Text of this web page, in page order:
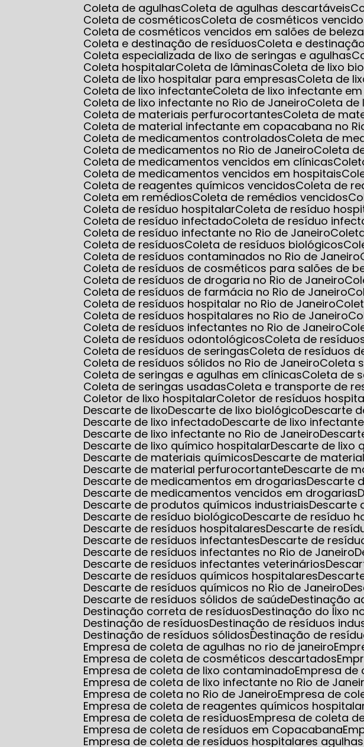
Coleta de agulhas
Coleta de agulhas descartáveis
Coleta de cosméticos
Coleta de cosméticos
Coleta de cosméticos vencidos em salões de beleza
Coleta e destinação de resíduos
Coleta e
Coleta especializada de lixo de seringas e agulhas
Coleta hospitalar
Coleta de lâminas Coleta de lixo
Coleta de lixo hospitalar para empresas
Coleta de
Coleta de lixo infectante Coleta de lixo infectante
Coleta de lixo infectante no Rio de Janeiro
Coleta
Coleta de materiais perfurocortantes
Coleta de
Coleta de material infectante em copacabana no
Coleta de medicamentos controlados
Coleta de
Coleta de medicamentos no Rio de Janeiro
Coleta
Coleta de medicamentos vencidos em clínicas
Coleta de medicamentos vencidos em hospitais
Coleta de reagentes químicos vencidos
Coleta de
Coleta em remédios
Coleta de remédios vencidos
Coleta de resíduo hospitalar
Coleta de resíduo
Coleta de resíduo infectado
Coleta de resíduo
Coleta de resíduo infectante no Rio de Janeiro
Coleta de resíduos
Coleta de resíduos biológicos
Coleta de resíduos contaminados no Rio de Janeiro
Coleta de resíduos de cosméticos para salões de
Coleta de resíduos de drogaria no Rio de Janeiro
Coleta de resíduos de farmácia no Rio de Janeiro
Coleta de resíduos hospitalar no Rio de Janeiro
Coleta de resíduos hospitalares no Rio de Janeiro
Coleta de resíduos infectantes no Rio de Janeiro
Coleta de resíduos odontológicos
Coleta de
Coleta de resíduos de seringas
Coleta de resíduos
Coleta de resíduos sólidos no Rio de Janeiro
Coleta de seringas e agulhas em clínicas
Coleta
Coleta de seringas usadas
Coleta e transporte de
Coletor de lixo hospitalar
Coletor de resíduos
Descarte de lixo Descarte de lixo biológico Descarte
Descarte de lixo infectado Descarte de lixo infectante
Descarte de lixo infectante no Rio de Janeiro
Descarte de lixo químico hospitalar Descarte de
Descarte de materiais químicos Descarte de
Descarte de material perfurocortante Descarte de
Descarte de medicamentos em drogarias
Descarte de medicamentos vencidos em drogarias
Descarte de produtos químicos industriais
Descarte de resíduo biológico Descarte de resíduo
Descarte de resíduos hospitalares Descarte de
Descarte de resíduos infectantes Descarte de
Descarte de resíduos infectantes no Rio de Janeiro
Descarte de resíduos infectantes veterinários
Descarte de resíduos químicos hospitalares
Descarte de resíduos químicos no Rio de Janeiro
Descarte de resíduos sólidos de saúde Destinação
Destinação correta de resíduos Destinação do lixo
Destinação de resíduos Destinação de resíduos
Destinação de resíduos sólidos Destinação de
Empresa de coleta de agulhas no rio de janeiro
Empresa de coleta de cosméticos descartados
Empresa de coleta de lixo contaminado Empresa
Empresa de coleta de lixo infectante no Rio de
Empresa de coleta no Rio de Janeiro Empresa de
Empresa de coleta de reagentes químicos
Empresa de coleta de resíduos Empresa de coleta
Empresa de coleta de resíduos em Copacabana
Empresa de coleta de resíduos hospitalares